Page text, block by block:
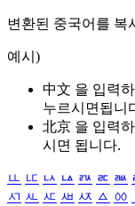
변환된 중국어를 복
예시)
中文 을 입력
누르시면됩니
北京 을 입력
시면 됩니다.
ㅥ ㅦ ㅧ ㅨ ㅩ ㅪ ㅫ
ㅺ ㅻ ㅼ ㅽ ㅾ ㅿ ㆀ